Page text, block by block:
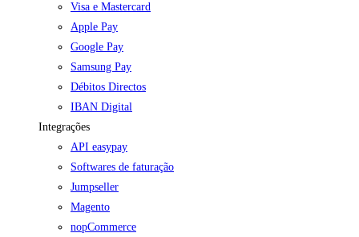
Visa e Mastercard
Apple Pay
Google Pay
Samsung Pay
Débitos Directos
IBAN Digital
Integrações
API easypay
Softwares de faturação
Jumpseller
Magento
nopCommerce